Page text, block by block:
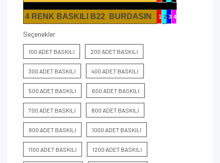
4 RENK BASKILI B22 BURDASIN 1 2 3 4
Seçenekler
100 ADET BASKILI 200 ADET BASKILI
300 ADET BASKILI 400 ADET BASKILI
500 ADET BASKILI 600 ADET BASKILI
700 ADET BASKILI 800 ADET BASKILI
900 ADET BASKILI 1000 ADET BASKILI
1100 ADET BASKILI 1200 ADET BASKILI